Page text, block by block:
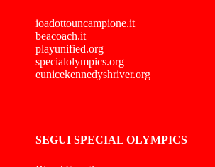
ioadottouncampione.it
beacoach.it
playunified.org
specialolympics.org
eunicekennedyshriver.org
SEGUI SPECIAL OLYMPICS